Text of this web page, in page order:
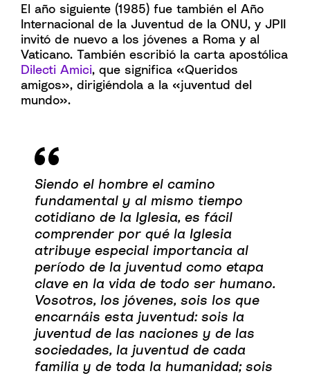
El año siguiente (1985) fue también el Año
Internacional de la Juventud de la ONU, y JPII
invitó de nuevo a los jóvenes a Roma y al
Vaticano. También escribió la carta apostólica
Dilecti Amici, que significa «Queridos
amigos», dirigiéndola a la «juventud del
mundo».
Siendo el hombre el camino
fundamental y al mismo tiempo
cotidiano de la Iglesia, es fácil
comprender por qué la Iglesia
atribuye especial importancia al
período de la juventud como etapa
clave en la vida de todo ser humano.
Vosotros, los jóvenes, sois los que
encarnáis esta juventud: sois la
juventud de las naciones y de las
sociedades, la juventud de cada
familia y de toda la humanidad; sois